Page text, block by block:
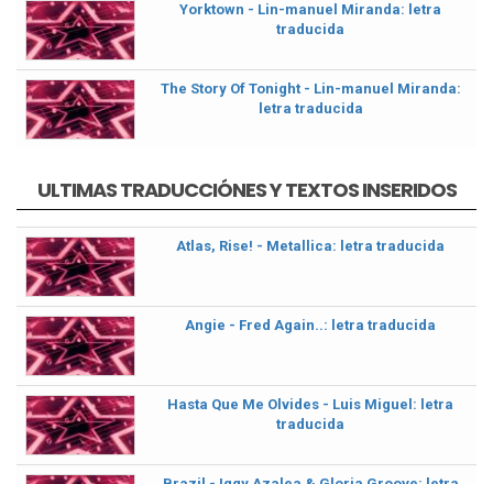
Yorktown - Lin-manuel Miranda: letra
traducida
The Story Of Tonight - Lin-manuel Miranda:
letra traducida
ULTIMAS TRADUCCIÓNES Y TEXTOS INSERIDOS
Atlas, Rise! - Metallica: letra traducida
Angie - Fred Again..: letra traducida
Hasta Que Me Olvides - Luis Miguel: letra
traducida